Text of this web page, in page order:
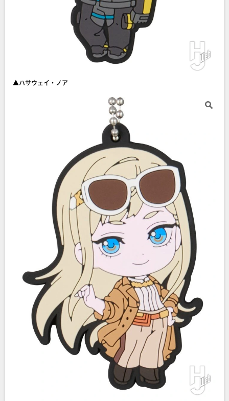
▲ハサウェイ・ノア